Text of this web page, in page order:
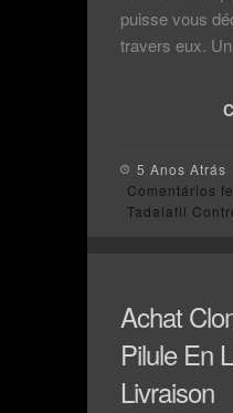
puisse vous
travers eux.
5 Anos Atrás
Comentários
Tadalafil
Achat
Pilule En
Livraison